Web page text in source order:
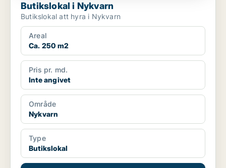
Butikslokal i Nykvarn
Butikslokal att hyra i Nykvarn
Areal
Ca. 250 m2
Pris pr. md.
Inte angivet
Område
Nykvarn
Type
Butikslokal